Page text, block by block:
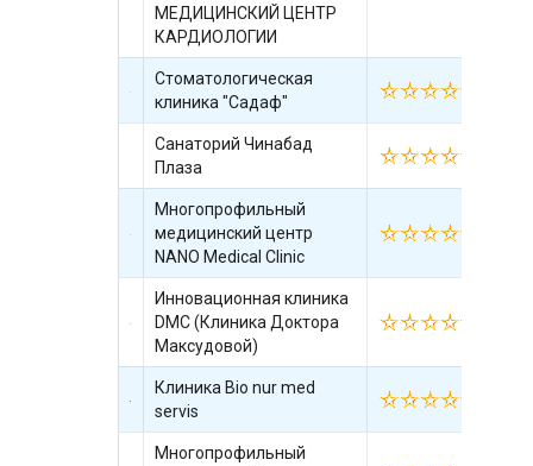
МЕДИЦИНСКИЙ ЦЕНТР
КАРДИОЛОГИИ
Стоматологическая
клиника "Садаф"
Санаторий Чинабад
Плаза
Многопрофильный
медицинский центр
NANO Medical Clinic
Инновационная клиника
DMC (Клиника Доктора
Максудовой)
Клиника Bio nur med
servis
Многопрофильный